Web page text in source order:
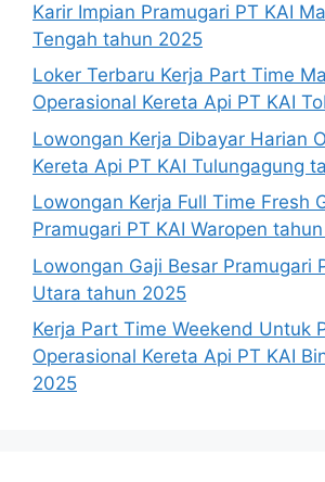
Karir Impian Pramugari PT KAI
Tengah tahun 2025
Loker Terbaru Kerja Part Time
Operasional Kereta Api PT KAI
Lowongan Kerja Dibayar Harian
Kereta Api PT KAI Tulungagung
Lowongan Kerja Full Time Fresh
Pramugari PT KAI Waropen
Lowongan Gaji Besar Pramugari
Utara tahun 2025
Kerja Part Time Weekend Untuk
Operasional Kereta Api PT KAI
2025